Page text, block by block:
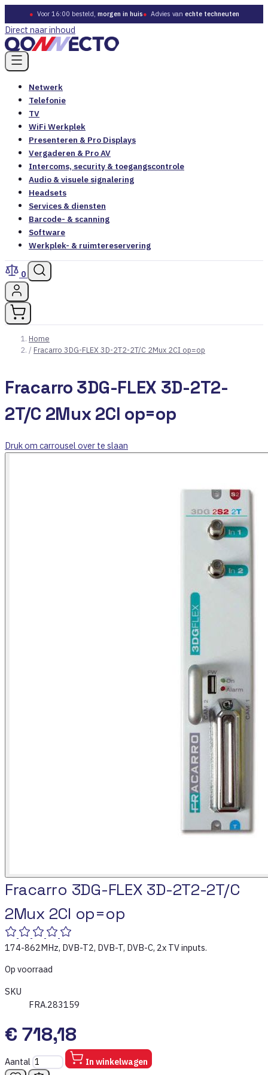
● Voor 16:00 besteld, morgen in huis● Advies van echte techneuten
Direct naar inhoud
Netwerk
Telefonie
TV
WiFi Werkplek
Presenteren & Pro Displays
Vergaderen & Pro AV
Intercoms, security & toegangscontrole
Audio & visuele signalering
Headsets
Services & diensten
Barcode- & scanning
Software
Werkplek- & ruimtereservering
0
Home
/ Fracarro 3DG-FLEX 3D-2T2-2T/C 2Mux 2CI op=op
Fracarro 3DG-FLEX 3D-2T2-
2T/C 2Mux 2CI op=op
Druk om carrousel over te slaan
Fracarro 3DG-FLEX 3D-2T2-2T/C
2Mux 2CI op=op
174-862MHz, DVB-T2, DVB-T, DVB-C, 2x TV inputs.
Op voorraad
SKU
FRA.283159
€ 718,18
Aantal In winkelwagen